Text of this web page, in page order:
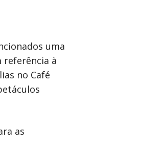
uma
referência à
no Café
as